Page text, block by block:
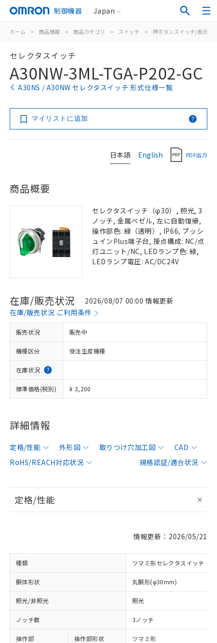
制御機器 Japan
ホーム > 商品情報 > 商品カテゴリ > スイッチ > 押ボタンスイッチ/表示灯
セレクタスイッチ
A30NW-3ML-TGA-P202-GC
A30NS / A30NW セレクタスイッチ 形式仕様一覧
マイリストに追加
日本語 English PDF出力
商品概要
セレクタスイッチ（φ30）, 照光, 3
ノッチ, 金属ベゼル, 左に自動復帰,
操作部色: 緑（透明）, IP66, プッシ
ュインPlus端子台, 接点構成: NC/点
灯ユニット/NC, LEDランプ色: 緑,
LEDランプ電圧: AC/DC24V
在庫/販売状況
2026/08/07 00:00 情報更新
在庫/販売状況 ご利用条件
販売状況 販売中
機種区分 受注生産機種
在庫状況
標準価格(税別) ¥ 3,200
詳細情報
定格/性能 外形図 取りつけ穴加工図
CAD
RoHS/REACH対応状況
規格認証/適合状況
定格/性能
情報更新：2026/05/21
種類 ツマミ形セレクタスイッチ
胴体形状 丸胴形(φ30mm)
照光/非照光 照光
ノッチ数 3ノッチ
操作部 操作部形状 ツマミ形